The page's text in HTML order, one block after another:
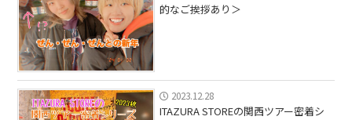
的なご挨拶あり＞
2023.12.28
ITAZURA STOREの関西ツアー密着シ